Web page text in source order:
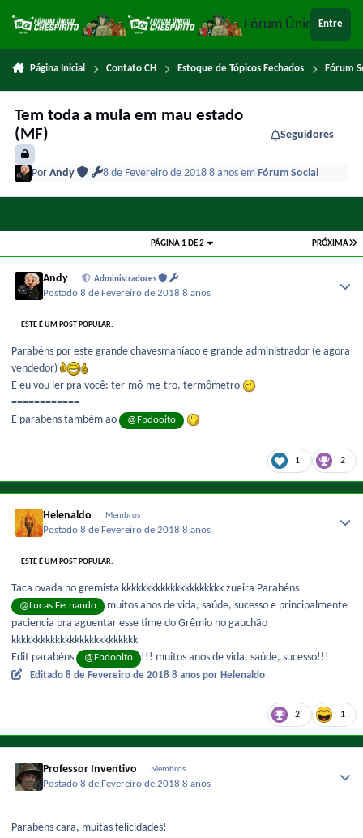
Fórum ÚnicoEntre
Página Inicial Contato CH Estoque de Tópicos Fechados Fórum
Tem toda a mula em mau estado
(MF)
Seguidores
PorAndy 8 de Fevereiro de 20188 anosemFórum Social
PRÓXIMA
PÁGINA 1 DE 2
Andy Administradores
Postado8 de Fevereiro de 20188 anos
ESTE É UM POST POPULAR.
Parabéns por este grande chavesmaníaco e grande administrador (e agora
vendedor)
E eu vou ler pra você: ter-mô-me-tro. termômetro
============
E parabéns também ao
@Fbdooito
1 2
Helenaldo Membros
Postado8 de Fevereiro de 20188 anos
ESTE É UM POST POPULAR.
Taca ovada no gremista kkkkkkkkkkkkkkkkkkkkk zueira Parabéns
@Lucas Fernando
muitos anos de vida, saúde, sucesso e principalmente
paciencia pra aguentar esse time do Grêmio no gauchão
kkkkkkkkkkkkkkkkkkkkkkkkkk
Edit parabéns
@Fbdooito !!! muitos anos de vida, saúde, sucesso!!!
Editado 8 de Fevereiro de 2018 8 anos por Helenaldo
2 1
Professor Inventivo Membros
Postado8 de Fevereiro de 20188 anos
Parabéns cara, muitas felicidades!